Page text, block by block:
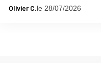
Olivier C.le 28/07/2026